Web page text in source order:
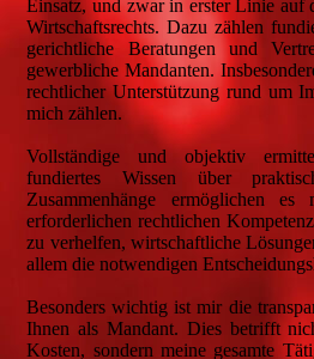
Einsatz, und zwar in erster Linie auf
Wirtschaftsrechts. Dazu zählen
gerichtliche Beratungen und
gewerbliche Mandanten.
rechtlicher Unterstützung rund um
mich zählen.
Vollständige und objektiv
fundiertes Wissen über
Zusammenhänge ermöglichen
erforderlichen rechtlichen
zu verhelfen, wirtschaftliche
allem die notwendigen
Besonders wichtig ist mir die
Ihnen als Mandant. Dies betrifft
Kosten, sondern meine gesamte